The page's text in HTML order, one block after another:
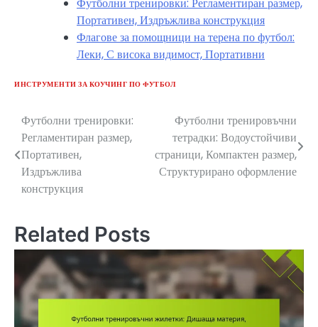
Портативен, Издръжлива конструкция
Флагове за помощници на терена по футбол:
Леки, С висока видимост, Портативни
ИНСТРУМЕНТИ ЗА КОУЧИНГ ПО ФУТБОЛ
Post
navigation
Футболни тренировки:
Регламентиран размер,
Портативен,
Издръжлива
конструкция
Футболни тренировъчни
тетрадки: Водоустойчиви
страници, Компактен размер,
Структурирано оформление
Related Posts